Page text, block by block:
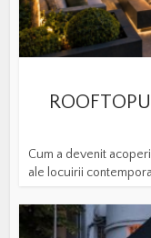
Cum a devenit
ale locuirii